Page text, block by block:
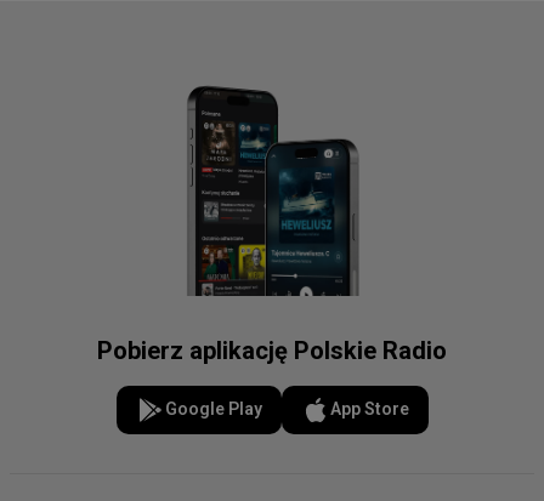
Pobierz aplikację Polskie Radio
Google Play App Store